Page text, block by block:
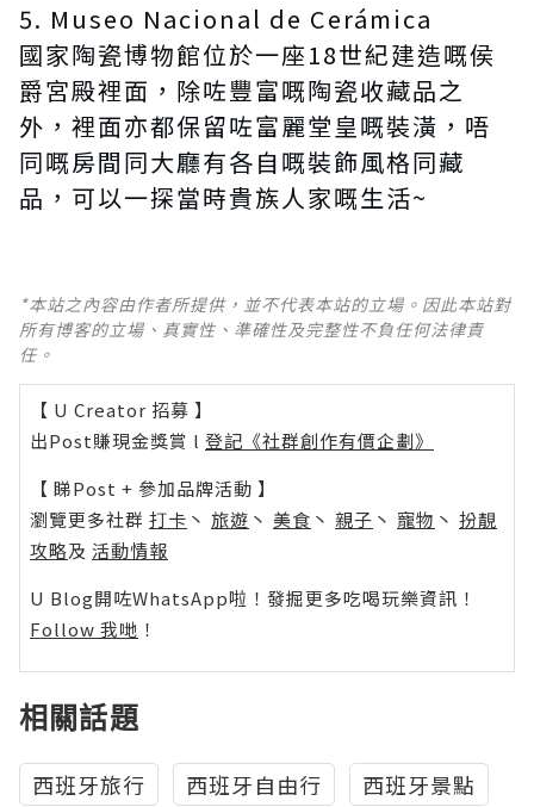
5. Museo Nacional de Cerámica
國家陶瓷博物館位於一座18世紀建造嘅侯
爵宮殿裡面，除咗豐富嘅陶瓷收藏品之
外，裡面亦都保留咗富麗堂皇嘅裝潢，唔
同嘅房間同大廳有各自嘅裝飾風格同藏
品，可以一探當時貴族人家嘅生活~
*本站之內容由作者所提供，並不代表本站的立場。因此本站對
所有博客的立場、真實性、準確性及完整性不負任何法律責
任。
【 U Creator 招募 】
出Post賺現金獎賞 l 登記《社群創作有價企劃》
【 睇Post + 參加品牌活動 】
瀏覽更多社群 打卡 丶 旅遊 丶 美食 丶 親子 丶 寵物 丶 扮靚
攻略及 活動情報
U Blog開咗WhatsApp啦！發掘更多吃喝玩樂資訊！
Follow 我哋 ！
相關話題
西班牙旅行 西班牙自由行
西班牙景點